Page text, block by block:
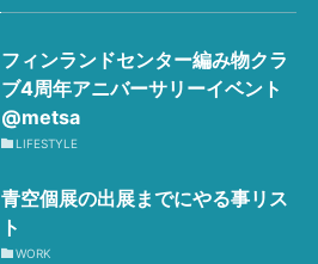
フィンランドセンター編み物クラ
ブ4周年アニバーサリーイベント
@metsa
LIFESTYLE
青空個展の出展までにやる事リス
ト
WORK